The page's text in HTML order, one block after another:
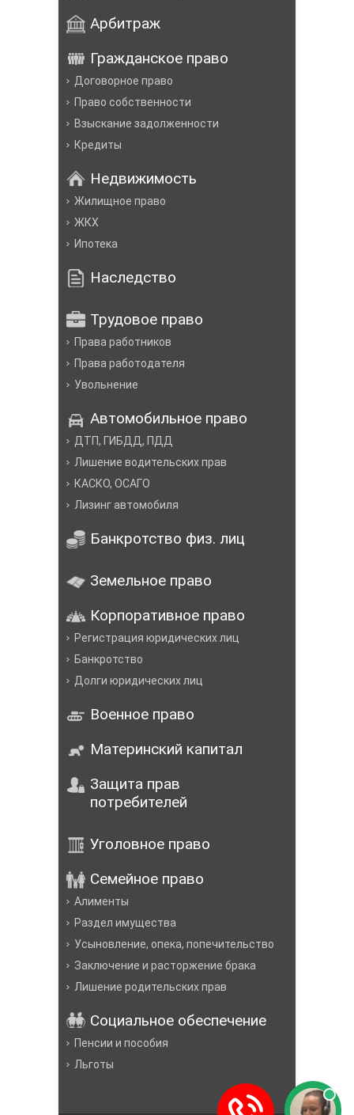
Арбитраж
Гражданское право
Договорное право
Право собственности
Взыскание задолженности
Кредиты
Недвижимость
Жилищное право
ЖКХ
Ипотека
Наследство
Трудовое право
Права работников
Права работодателя
Увольнение
Автомобильное право
ДТП, ГИБДД, ПДД
Лишение водительских прав
КАСКО, ОСАГО
Лизинг автомобиля
Банкротство физ. лиц
Земельное право
Корпоративное право
Регистрация юридических лиц
Банкротство
Долги юридических лиц
Военное право
Материнский капитал
Защита прав
потребителей
Уголовное право
Семейное право
Алименты
Раздел имущества
Усыновление, опека, попечительство
Заключение и расторжение брака
Лишение родительских прав
Социальное обеспечение
Пенсии и пособия
Льготы